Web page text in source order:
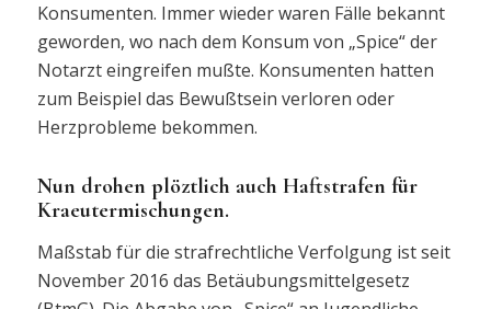
Konsumenten. Immer wieder waren Fälle bekannt
geworden, wo nach dem Konsum von „Spice“ der
Notarzt eingreifen mußte. Konsumenten hatten
zum Beispiel das Bewußtsein verloren oder
Herzprobleme bekommen.
Nun drohen plöztlich auch Haftstrafen für
Kraeutermischungen.
Maßstab für die strafrechtliche Verfolgung ist seit
November 2016 das Betäubungsmittelgesetz